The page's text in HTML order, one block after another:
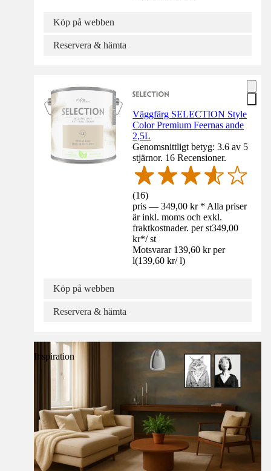
Köp på webben
Reservera & hämta
Väggfärg SELECTION Style
Color Premium Feernas ande
2,5L
Genomsnittligt betyg: 3.6 av 5
stjärnor. 16 Recensioner.
(16)
pris — 349,00 kr * Alla priser
är inkl. moms och exkl.
fraktkostnader. per st349,00
kr*/ st
Motsvarar 139,60 kr per
l(139,60 kr/ l)
Köp på webben
Reservera & hämta
Inspiration